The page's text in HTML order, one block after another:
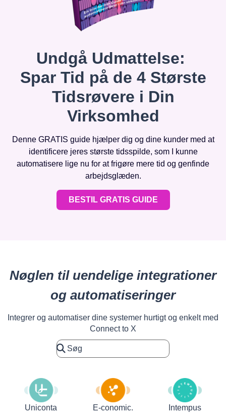
Undgå Udmattelse:
Spar Tid på de 4 Største
Tidsrøvere i Din
Virksomhed
Denne GRATIS guide hjælper dig og dine kunder med at
identificere jeres største tidsspilde, som I kunne
automatisere lige nu for at frigøre mere tid og genfinde
arbejdsglæden.
BESTIL GRATIS GUIDE
Nøglen til uendelige integrationer
og automatiseringer
Integrer og automatiser dine systemer hurtigt og enkelt med
Connect to X
Uniconta E-conomic. Intempus